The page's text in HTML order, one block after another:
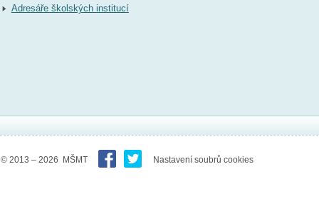
Adresáře školských institucí
© 2013 – 2026 MŠMT Nastavení soubrů cookies